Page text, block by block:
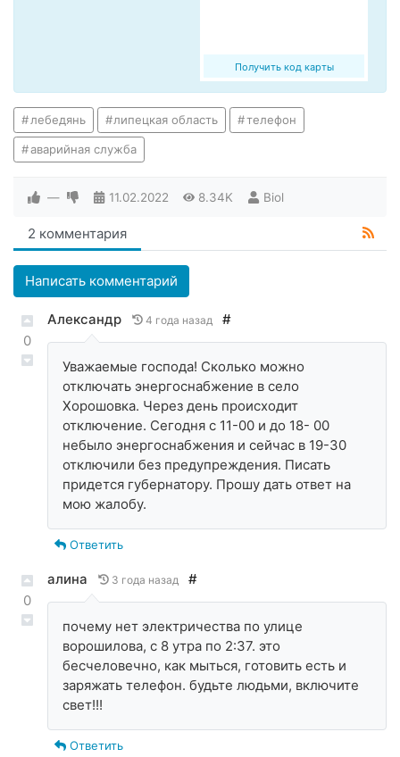
Получить код карты
лебедянь липецкая область телефон
аварийная служба
— 11.02.2022 8.34K Biol
2 комментария
Написать комментарий
0
Александр 4 года назад #
Уважаемые господа! Сколько можно
отключать энергоснабжение в село
Хорошовка. Через день происходит
отключение. Сегодня с 11-00 и до 18- 00
небыло энергоснабжения и сейчас в 19-30
отключили без предупреждения. Писать
придется губернатору. Прошу дать ответ на
мою жалобу.
Ответить
0
алина 3 года назад #
почему нет электричества по улице
ворошилова, с 8 утра по 2:37. это
бесчеловечно, как мыться, готовить есть и
заряжать телефон. будьте людьми, включите
свет!!!
Ответить